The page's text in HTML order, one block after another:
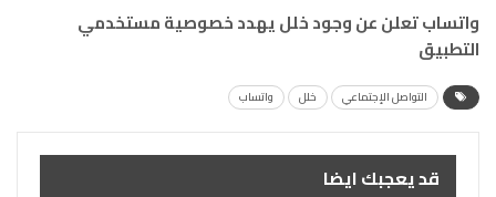
واتساب تعلن عن وجود خلل يهدد خصوصية مستخدمي
التطبيق
التواصل الإجتماعي خلل واتساب
قد يعجبك ايضا